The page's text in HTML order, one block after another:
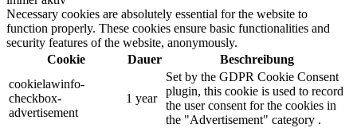
Necessary cookies are absolutely essential for the website to
function properly. These cookies ensure basic functionalities and
security features of the website, anonymously.
Cookie
Dauer
Beschreibung
cookielawinfo-
checkbox-
advertisement
1 year
Set by the GDPR Cookie Consent
plugin, this cookie is used to record
the user consent for the cookies in
the "Advertisement" category .